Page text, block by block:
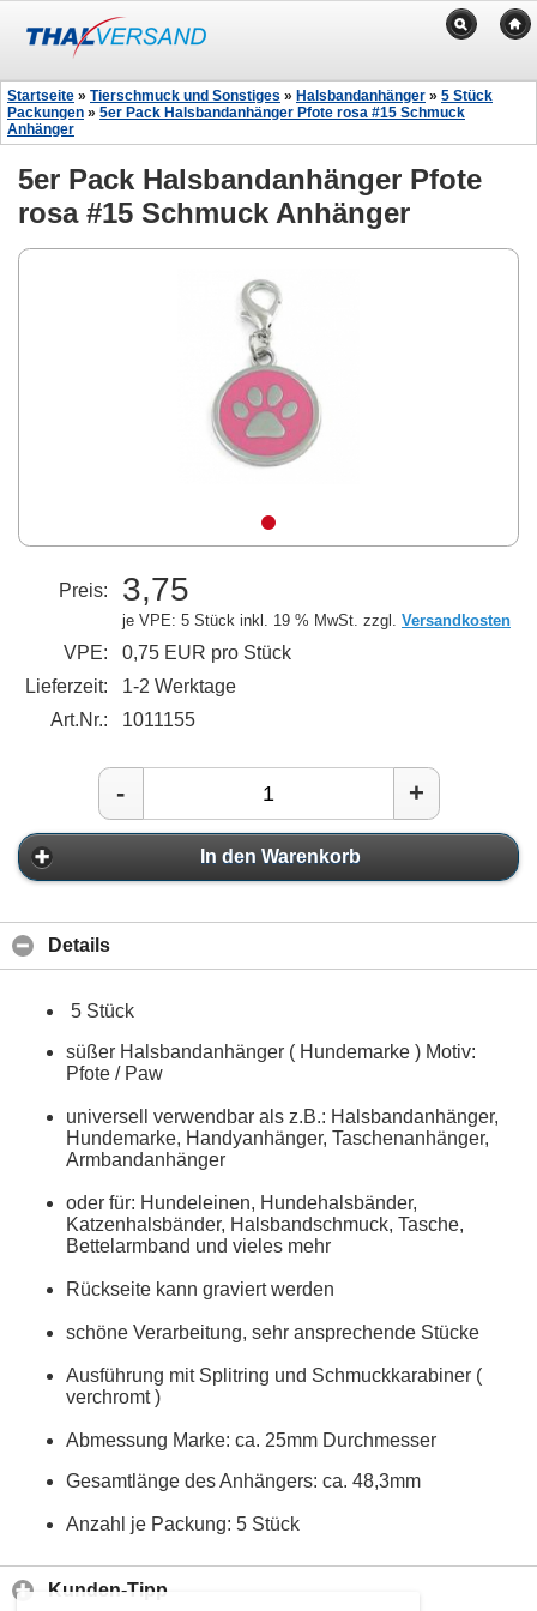
Startseite » Tierschmuck und Sonstiges » Halsbandanhänger » 5 Stück
Packungen » 5er Pack Halsbandanhänger Pfote rosa #15 Schmuck
Anhänger
5er Pack Halsbandanhänger Pfote
rosa #15 Schmuck Anhänger
Preis: 3,75
je VPE: 5 Stück inkl. 19 % MwSt. zzgl. Versandkosten
VPE:
0,75 EUR pro Stück
Lieferzeit:
1-2 Werktage
Art.Nr.:
1011155
- +
In den Warenkorb
Details
5 Stück
süßer Halsbandanhänger ( Hundemarke ) Motiv:
Pfote / Paw
universell verwendbar als z.B.: Halsbandanhänger,
Hundemarke, Handyanhänger, Taschenanhänger,
Armbandanhänger
oder für: Hundeleinen, Hundehalsbänder,
Katzenhalsbänder, Halsbandschmuck, Tasche,
Bettelarmband und vieles mehr
Rückseite kann graviert werden
schöne Verarbeitung, sehr ansprechende Stücke
Ausführung mit Splitring und Schmuckkarabiner (
verchromt )
Abmessung Marke: ca. 25mm Durchmesser
Gesamtlänge des Anhängers: ca. 48,3mm
Anzahl je Packung: 5 Stück
Kunden-Tipp